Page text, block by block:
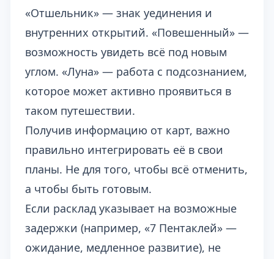
«Отшельник» — знак уединения и
внутренних открытий. «Повешенный» —
возможность увидеть всё под новым
углом. «Луна» — работа с подсознанием,
которое может активно проявиться в
таком путешествии.
Получив информацию от карт, важно
правильно интегрировать её в свои
планы. Не для того, чтобы всё отменить,
а чтобы быть готовым.
Если расклад указывает на возможные
задержки (например, «7 Пентаклей» —
ожидание, медленное развитие), не